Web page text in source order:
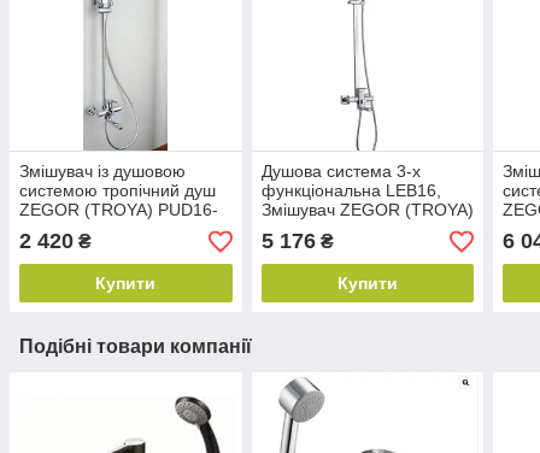
Змішувач із душовою
системою тропічний душ
ZEGOR (TROYA) PUD16-
A045
2 420 ₴
Купити
Душова система 3-х
функціональна LEB16,
Змішувач ZEGOR (TROYA)
ван/тропік LEB16-A123
Київ купити доставка.
5 176₴
Купити
6
Подібні товари компанії